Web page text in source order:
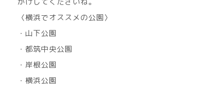
〈横浜でオススメの公園〉
・山下公園
・都筑中央公園
・岸根公園
・横浜公園